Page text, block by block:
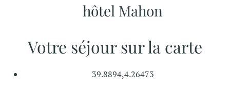
hôtel Mahon
Votre séjour sur la carte
39.8894,4.26473